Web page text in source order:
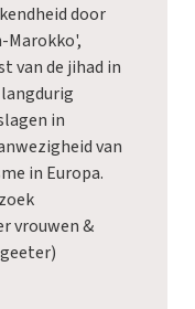
door
Marokko',
van de jihad in
in
van
in Europa.
vrouwen &